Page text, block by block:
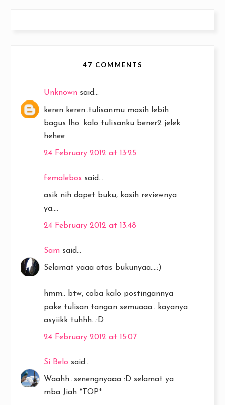
47 COMMENTS
Unknown said...
keren keren..tulisanmu masih lebih
bagus lho. kalo tulisanku bener2 jelek
hehee
24 February 2012 at 13:25
femalebox said...
asik nih dapet buku, kasih reviewnya
ya....
24 February 2012 at 13:48
Sam said...
Selamat yaaa atas bukunyaa....:)
hmm.. btw, coba kalo postingannya
pake tulisan tangan semuaaa.. kayanya
asyiikk tuhhh...:D
24 February 2012 at 15:07
Si Belo said...
Waahh...senengnyaaa :D selamat ya
mba Jiah *TOP*